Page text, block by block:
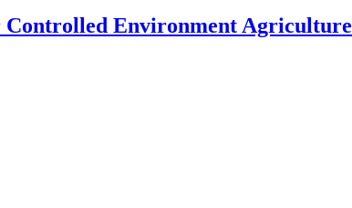
Controlled Environment Agriculture